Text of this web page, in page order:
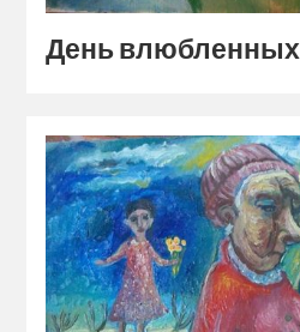
День влюбленных